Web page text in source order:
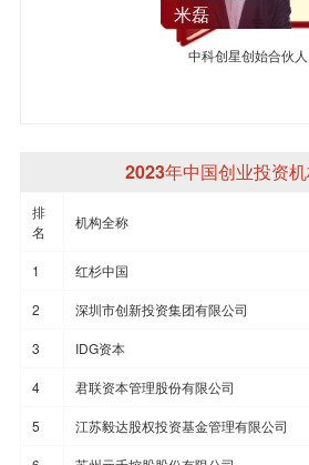
米磊
中科创星创始合伙人
2023年中国创业投资
排
名
机构全称
1 红杉中国
2 深圳市创新投资集团有限公司
3 IDG资本
4 君联资本管理股份有限公司
5 江苏毅达股权投资基金管理有限公司